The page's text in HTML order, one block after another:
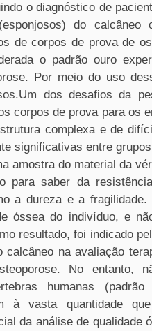
o diagnóstico de
do
de corpos de prova de
o padrão ouro
Por meio do uso
dos desafios da
corpos de prova para os
complexa e de
significativas entre
amostra do material da
para saber da
a dureza e a
óssea do indivíduo, e
resultado, foi indicado
calcâneo na avaliação
No entanto,
humanas
à vasta quantidade
da análise de qualidade